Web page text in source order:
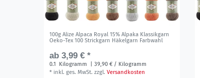
100g Alize Alpaca Royal 15% Alpaka Klassikgarn
Oeko-Tex 100 Strickgarn Häkelgarn Farbwahl
ab 3,99 € *
0.1 Kilogramm
| 39,90 € / Kilogramm
* inkl. ges. MwSt. zzgl.Versandkosten